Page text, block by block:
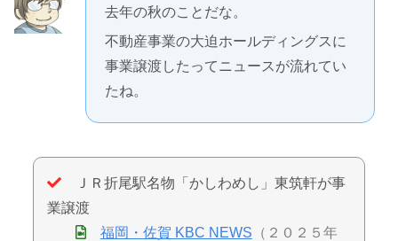
去年の秋のことだな。
不動産事業の大迫ホールディングスに
事業譲渡したってニュースが流れてい
たね。
ＪＲ折尾駅名物「かしわめし」東筑軒が事
業譲渡
福岡・佐賀 KBC NEWS （２０２５年